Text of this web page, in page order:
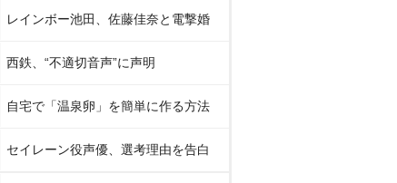
レインボー池田、佐藤佳奈と電撃婚
西鉄、“不適切音声”に声明
自宅で「温泉卵」を簡単に作る方法
セイレーン役声優、選考理由を告白